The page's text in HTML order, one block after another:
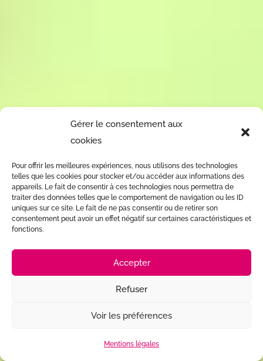
Gérer le consentement aux
cookies
Pour offrir les meilleures expériences, nous utilisons des technologies
telles que les cookies pour stocker et/ou accéder aux informations des
appareils. Le fait de consentir à ces technologies nous permettra de
traiter des données telles que le comportement de navigation ou les ID
uniques sur ce site. Le fait de ne pas consentir ou de retirer son
consentement peut avoir un effet négatif sur certaines caractéristiques et
fonctions.
Accepter
Refuser
Voir les préférences
Mentions légales